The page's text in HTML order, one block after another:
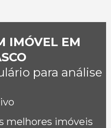
IMÓVEL EM
para análise
melhores imóveis